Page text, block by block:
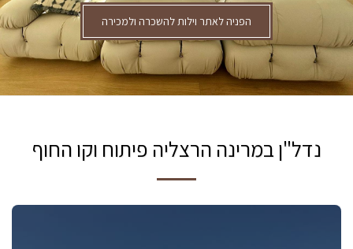
הפניה לאתר וילות להשכרה ולמכירה
נדל"ן במרינה הרצליה פיתוח וקו החוף